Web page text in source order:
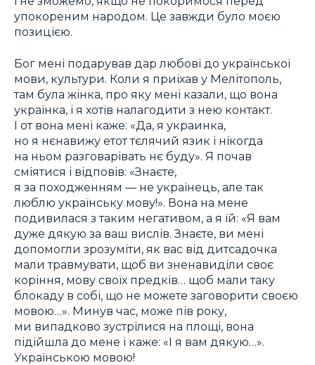
упокореним народом. Це завжди було моєю
позицією.
Бог мені подарував дар любові до української
мови, культури. Коли я приїхав у Мелітополь,
там була жінка, про яку мені казали, що вона
українка, і я хотів налагодити з нею контакт.
І от вона мені каже: «Да, я украинка,
но я нєнавижу етот тєлячий язик і нікогда
на ньом разговарівать нє буду». Я почав
сміятися і відповів: «Знаєте,
я за походженням — не українець, але так
люблю українську мову!». Вона на мене
подивилася з таким негативом, а я їй: «Я вам
дуже дякую за ваш вислів. Знаєте, ви мені
допомогли зрозуміти, як вас від дитсадочка
мали травмувати, щоб ви зненавиділи своє
коріння, мову своїх предків… щоб мали таку
блокаду в собі, що не можете заговорити своєю
мовою…». Минув час, може пів року,
ми випадково зустрілися на площі, вона
підійшла до мене і каже: «І я вам дякую…».
Українською мовою!